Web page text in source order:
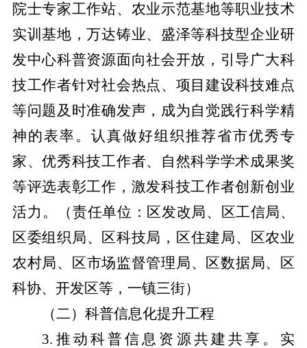
院士专家工作站、农业示范基地等职业技术
实训基地，万达铸业、盛泽等科技型企业研
发中心科普资源面向社会开放，引导广大科
技工作者针对社会热点、项目建设科技难点
等问题及时准确发声，成为自觉践行科学精
神的表率。认真做好组织推荐省市优秀专
家、优秀科技工作者、自然科学学术成果奖
等评选表彰工作，激发科技工作者创新创业
活力。
（责任单位：区发改局、区工信局、
区委组织局、区科技局，区住建局、区农业
农村局、区市场监督管理局、区数据局、区
科协、开发区等，一镇三街）
（二）科普信息化提升工程
3. 推动科普信息资源共建共享 。 实